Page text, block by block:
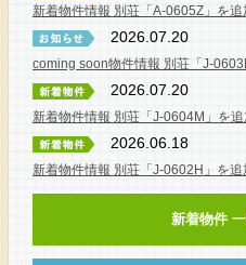
新着物件情報 別荘「A-0605Z」を追
2026.07.20
coming soon物件情報 別荘「J-
2026.07.20
新着物件情報 別荘「J-0604M」を追
2026.06.18
新着物件情報 別荘「J-0602H」を追
新着物件